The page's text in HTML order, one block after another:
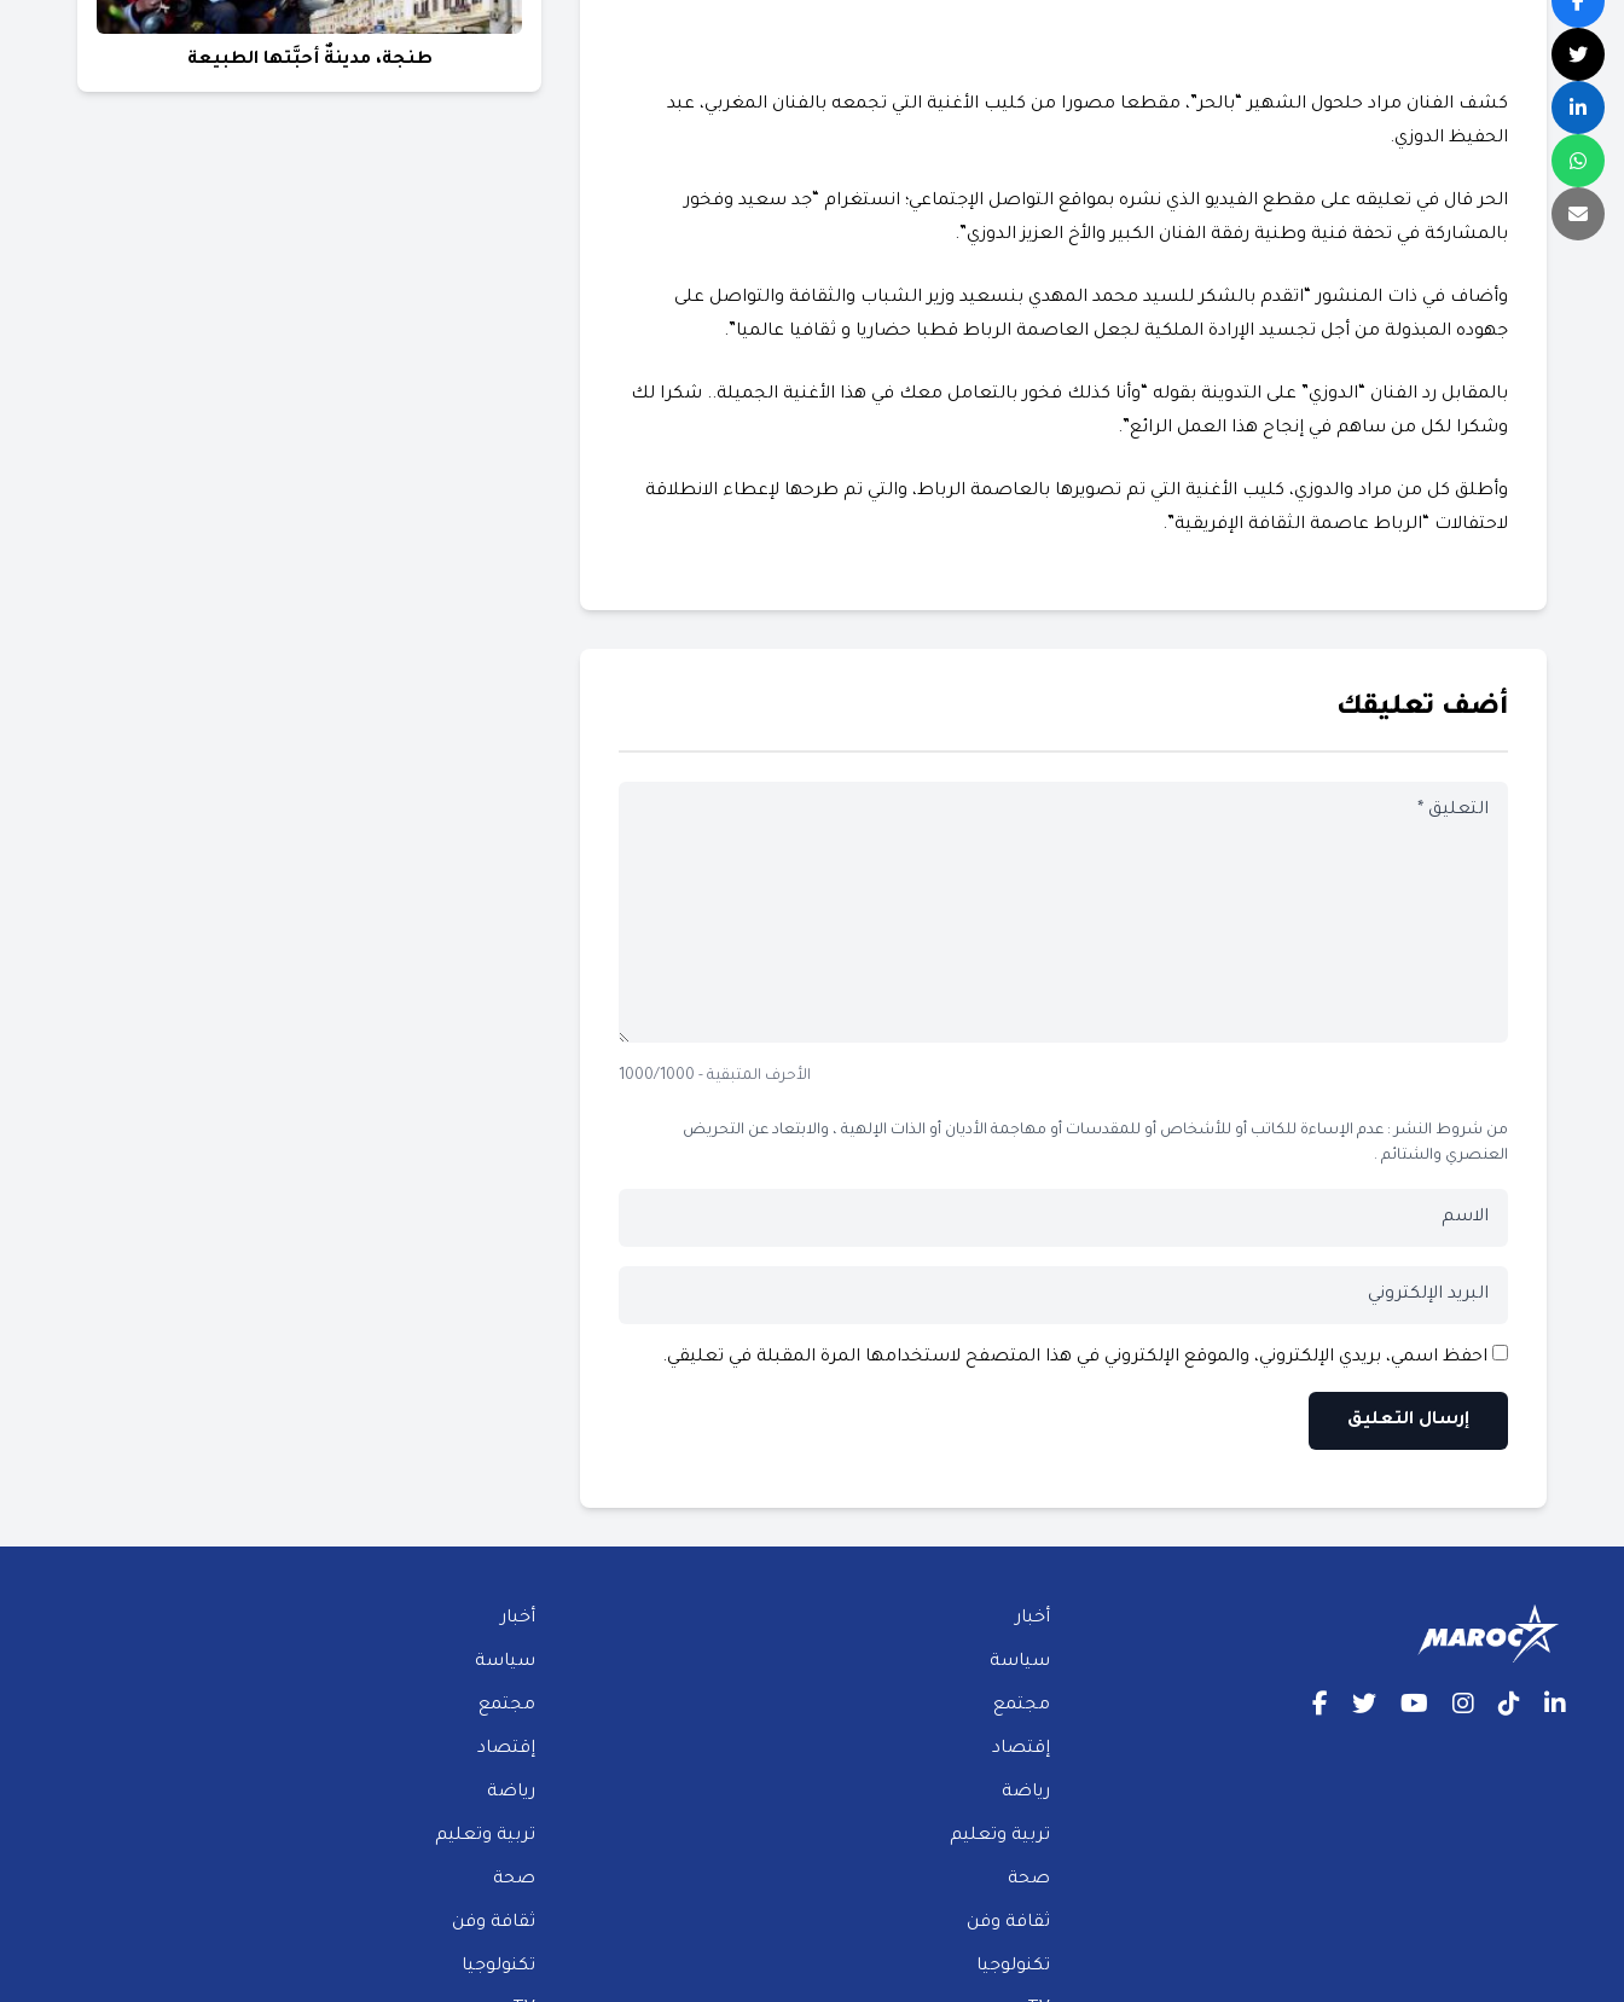
كشف الفنان مراد حلحول الشهير “بالحر”، مقطعا مصورا من كليب الأغنية التي تجمعه بالفنان المغربي، عبد
الحفيظ الدوزي.
الحر قال في تعليقه على مقطع الفيديو الذي نشره بمواقع التواصل الإجتماعي؛ انستغرام “جد سعيد وفخور
بالمشاركة في تحفة فنية وطنية رفقة الفنان الكبير والأخ العزيز الدوزي”.
وأضاف في ذات المنشور “اتقدم بالشكر للسيد محمد المهدي بنسعيد وزير الشباب والثقافة والتواصل على
جهوده المبذولة من أجل تجسيد الإرادة الملكية لجعل العاصمة الرباط قطبا حضاريا و ثقافيا عالميا”.
بالمقابل رد الفنان “الدوزي” على التدوينة بقوله “وأنا كذلك فخور بالتعامل معك في هذا الأغنية الجميلة.. شكرا لك
وشكرا لكل من ساهم في إنجاح هذا العمل الرائع”.
وأطلق كل من مراد والدوزي، كليب الأغنية التي تم تصويرها بالعاصمة الرباط، والتي تم طرحها لإعطاء الانطلاقة
لاحتفالات “الرباط عاصمة الثقافة الإفريقية”.
أضف تعليقك
الأحرف المتبقية - 1000/1000
من شروط النشر : عدم الإساءة للكاتب أو للأشخاص أو للمقدسات أو مهاجمة الأديان أو الذات الإلهية ، والابتعاد عن التحريض
العنصري والشتائم .
احفظ اسمي، بريدي الإلكتروني، والموقع الإلكتروني في هذا المتصفح لاستخدامها المرة المقبلة في تعليقي.
طنجة، مدينةٌ أحبَّتها الطبيعة
أخبار
سياسة
مجتمع
إقتصاد
رياضة
تربية وتعليم
صحة
ثقافة وفن
تكنولوجيا
أخبار
سياسة
مجتمع
إقتصاد
رياضة
تربية وتعليم
صحة
ثقافة وفن
تكنولوجيا